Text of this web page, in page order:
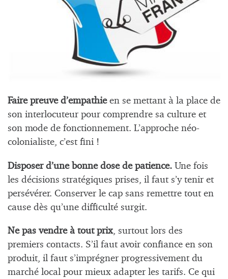
Faire preuve d’empathieen se mettant à la place de
son interlocuteur pour comprendre sa culture et
son mode de fonctionnement. L’approche néo-
colonialiste, c’est fini !
Disposer d’une bonne dose de patience. Une fois
les décisions stratégiques prises, il faut s’y tenir et
persévérer. Conserver le cap sans remettre tout en
cause dès qu’une difficulté surgit.
Ne pas vendre à tout prix, surtout lors des
premiers contacts. S’il faut avoir confiance en son
produit, il faut s’imprégner progressivement du
marché local pour mieux adapter les tarifs. Ce qui